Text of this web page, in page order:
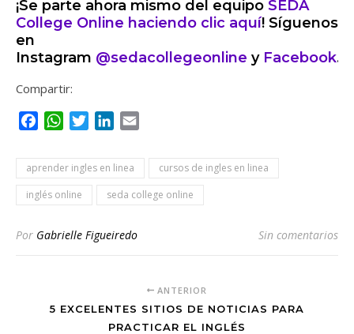
¡Se parte ahora mismo del equipo SEDA
College Online haciendo clic aquí! Síguenos
en
Instagram @sedacollegeonline y Facebook.
Compartir:
FacebookWhatsApp
TwitterLinkedIn
aprender ingles en linea
cursos de ingles en linea
inglés online
seda college online
Por Gabrielle Figueiredo Sin comentarios
ANTERIOR
5 EXCELENTES SITIOS DE NOTICIAS PARA
PRACTICAR EL INGLÉS